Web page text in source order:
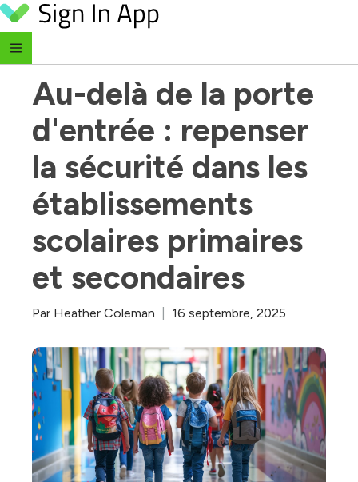
Skip to content
Au-delà de la porte
d'entrée : repenser
la sécurité dans les
établissements
scolaires primaires
et secondaires
Par Heather Coleman 16 septembre, 2025